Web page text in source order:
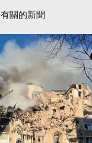
有關的新聞